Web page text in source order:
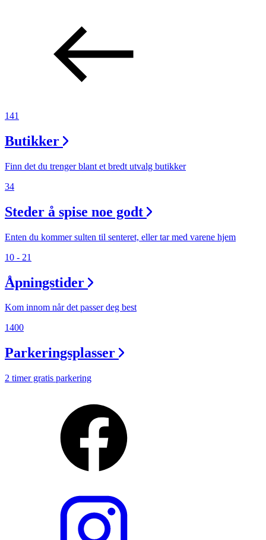
141
Butikker
Finn det du trenger blant et bredt utvalg butikker
34
Steder å spise noe godt
Enten du kommer sulten til senteret, eller tar med varene hjem
10 - 21
Åpningstider
Kom innom når det passer deg best
1400
Parkeringsplasser
2 timer gratis parkering